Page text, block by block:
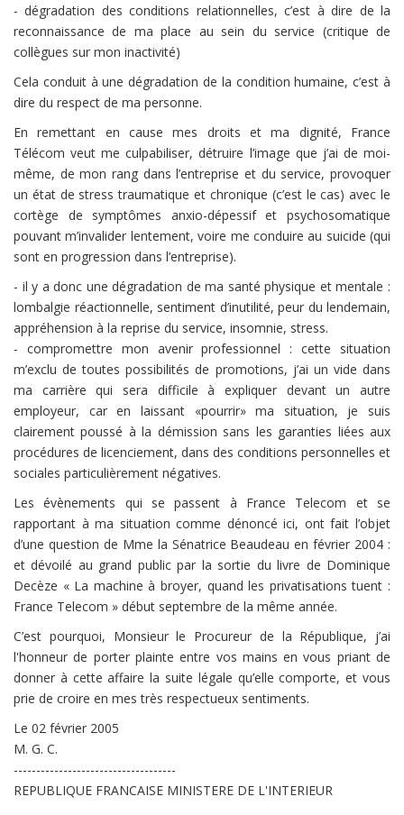
- dégradation des conditions relationnelles, c’est à dire de la
reconnaissance de ma place au sein du service (critique de
collègues sur mon inactivité)
Cela conduit à une dégradation de la condition humaine, c’est à
dire du respect de ma personne.
En remettant en cause mes droits et ma dignité, France
Télécom veut me culpabiliser, détruire l’image que j’ai de moi-
même, de mon rang dans l’entreprise et du service, provoquer
un état de stress traumatique et chronique (c’est le cas) avec le
cortège de symptômes anxio-dépessif et psychosomatique
pouvant m’invalider lentement, voire me conduire au suicide (qui
sont en progression dans l’entreprise).
- il y a donc une dégradation de ma santé physique et mentale :
lombalgie réactionnelle, sentiment d’inutilité, peur du lendemain,
appréhension à la reprise du service, insomnie, stress.
- compromettre mon avenir professionnel : cette situation
m’exclu de toutes possibilités de promotions, j’ai un vide dans
ma carrière qui sera difficile à expliquer devant un autre
employeur, car en laissant «pourrir» ma situation, je suis
clairement poussé à la démission sans les garanties liées aux
procédures de licenciement, dans des conditions personnelles et
sociales particulièrement négatives.
Les évènements qui se passent à France Telecom et se
rapportant à ma situation comme dénoncé ici, ont fait l’objet
d’une question de Mme la Sénatrice Beaudeau en février 2004 :
et dévoilé au grand public par la sortie du livre de Dominique
Decèze « La machine à broyer, quand les privatisations tuent :
France Telecom » début septembre de la même année.
C’est pourquoi, Monsieur le Procureur de la République, j’ai
l'honneur de porter plainte entre vos mains en vous priant de
donner à cette affaire la suite légale qu’elle comporte, et vous
prie de croire en mes très respectueux sentiments.
Le 02 février 2005
M. G. C.
------------------------------------
REPUBLIQUE FRANCAISE MINISTERE DE L'INTERIEUR